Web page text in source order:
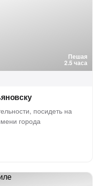
Пешая
2.5 часа
посидеть на
города